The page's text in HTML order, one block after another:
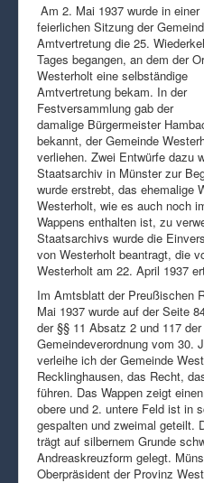
Am 2. Mai 1937 wurde in einer
feierlichen Sitzung der
Amtvertretung die 25.
Tages begangen, an dem der
Westerholt eine selbständige
Amtvertretung bekam. In der
Festversammlung gab der
damalige Bürgermeister
bekannt, der Gemeinde
verliehen. Zwei Entwürfe dazu
Staatsarchiv in Münster zur
wurde erstrebt, das ehemalige
Westerholt, wie es auch noch
Wappens enthalten ist, zu
Staatsarchivs wurde die
von Westerholt beantragt, die
Westerholt am 22. April 1937
Im Amtsblatt der Preußischen
Mai 1937 wurde auf der Seite
der §§ 11 Absatz 2 und 117
Gemeindeverordnung vom 30.
verleihe ich der Gemeinde
Recklinghausen, das Recht,
führen. Das Wappen zeigt
obere und 2. untere Feld ist in
gespalten und zweimal geteilt.
trägt auf silbernem Grunde
Andreaskreuzform gelegt.
Oberpräsident der Provinz